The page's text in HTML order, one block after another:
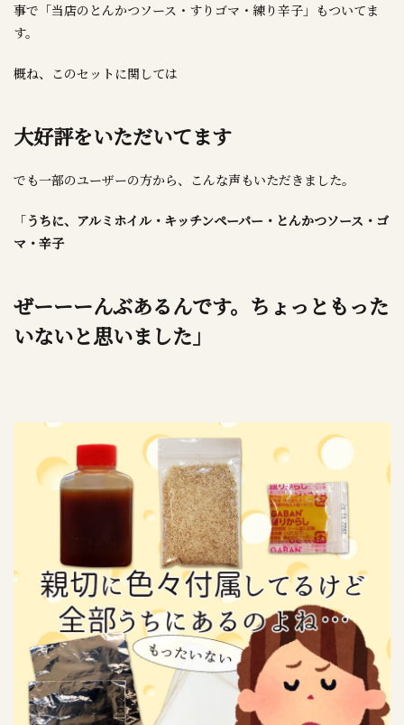
事で「当店のとんかつソース・すりゴマ・練り辛子」もついてま
す。
概ね、このセットに関しては
大好評をいただいてます
でも一部のユーザーの方から、こんな声もいただきました。
「うちに、アルミホイル・キッチンペーパー・とんかつソース・ゴ
マ・辛子
ぜーーーんぶあるんです。ちょっともった
いないと思いました」